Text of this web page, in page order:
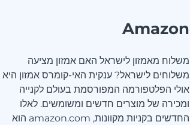
Amazon
משלוח מאמזון לישראל האם אמזון מציעה
משלוחים לישראל? ענקית האי-קומרס אמזון היא
אולי הפלטפורמה המפורסמת בעולם לקנייה
ומכירה של מוצרים חדשים ומשומשים. לאלו
החדשים בקניות מקוונות, amazon.com הוא